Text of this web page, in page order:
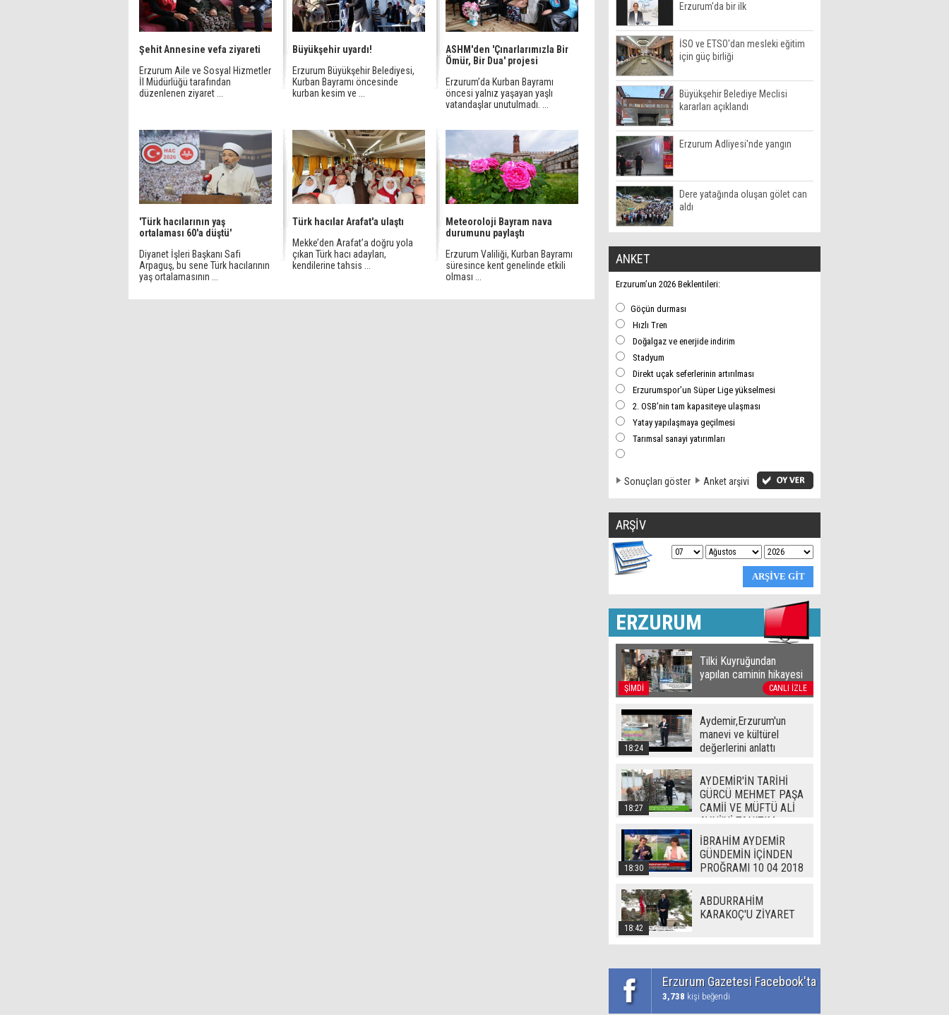
Şehit Annesine vefa ziyareti
Erzurum Aile ve Sosyal Hizmetler
İl Müdürlüğü tarafından
düzenlenen ziyaret ...
Büyükşehir uyardı!
Erzurum Büyükşehir Belediyesi,
Kurban Bayramı öncesinde
kurban kesim ve ...
ASHM'den 'Çınarlarımızla Bir
Ömür, Bir Dua' projesi
Erzurum’da Kurban Bayramı
öncesi yalnız yaşayan yaşlı
vatandaşlar unutulmadı. ...
'Türk hacılarının yaş
ortalaması 60'a düştü'
Diyanet İşleri Başkanı Safi
Arpaguş, bu sene Türk hacılarının
yaş ortalamasının ...
Türk hacılar Arafat'a ulaştı
Mekke’den Arafat’a doğru yola
çıkan Türk hacı adayları,
kendilerine tahsis ...
Meteoroloji Bayram nava
durumunu paylaştı
Erzurum Valiliği, Kurban Bayramı
süresince kent genelinde etkili
olması ...
Erzurum'da bir ilk
İSO ve ETSO'dan mesleki eğitim
için güç birliği
Büyükşehir Belediye Meclisi
kararları açıklandı
Erzurum Adliyesi'nde yangın
Dere yatağında oluşan gölet can
aldı
ANKET
Erzurum’un 2026 Beklentileri:
Göçün durması
Hızlı Tren
Doğalgaz ve enerjide indirim
Stadyum
Direkt uçak seferlerinin artırılması
Erzurumspor’un Süper Lige yükselmesi
2. OSB’nin tam kapasiteye ulaşması
Yatay yapılaşmaya geçilmesi
Tarımsal sanayi yatırımları
Sonuçları göster Anket arşivi
ARŞİV
ERZURUM
ŞİMDİ CANLI İZLE
Tilki Kuyruğundan
yapılan caminin hikayesi
18:24
Aydemir,Erzurum'un
manevi ve kültürel
değerlerini anlattı
18:27
AYDEMİR'İN TARİHİ
GÜRCÜ MEHMET PAŞA
CAMİİ VE MÜFTÜ ALİ
AVNİ'Yİ TANITIM
18:30
İBRAHİM AYDEMİR
GÜNDEMİN İÇİNDEN
PROĞRAMI 10 04 2018
18:42
ABDURRAHİM
KARAKOÇ'U ZİYARET
Erzurum Gazetesi Facebook'ta
3,738 kişi beğendi